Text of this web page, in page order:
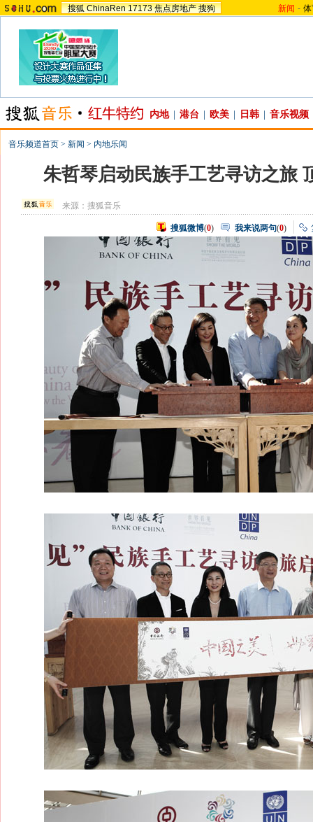
搜狐 ChinaRen 17173 焦点房地产 搜狗 新闻 -
内地 港台 欧美 日韩 音乐视频
音乐频道首页 > 新闻 > 内地乐闻
朱哲琴启动民族手工艺寻访之旅
来源：搜狐音乐
搜狐微博(0) 我来说两句(0)